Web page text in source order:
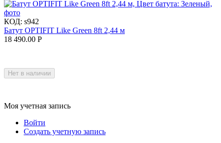
КОД: s942
Батут OPTIFIT Like Green 8ft 2,44 м
18 490.00 Р
Нет в наличии
Моя учетная запись
Войти
Создать учетную запись